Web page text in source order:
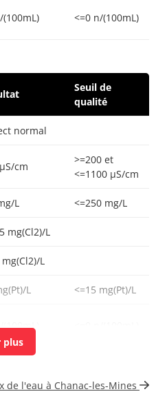
<=0 n/(100mL)
Seuil de
qualité
normal
cm
>=200 et
<=1100 µS/cm
L <=250 mg/L
mg(Cl2)/L
L
L <=15 mg(Pt)/L
de l'eau à Chanac-les-Mines